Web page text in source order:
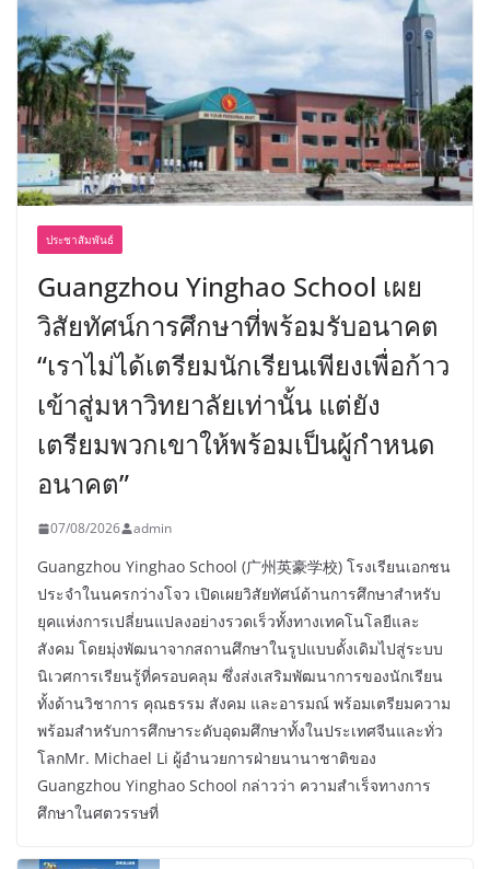
ประชาสัมพันธ์
Guangzhou Yinghao School เผย
วิสัยทัศน์การศึกษาที่พร้อมรับอนาคต
“เราไม่ได้เตรียมนักเรียนเพียงเพื่อก้าว
เข้าสู่มหาวิทยาลัยเท่านั้น แต่ยัง
เตรียมพวกเขาให้พร้อมเป็นผู้กำหนด
อนาคต”
07/08/2026 admin
Guangzhou Yinghao School (广州英豪学校) โรงเรียนเอกชน
ประจำในนครกว่างโจว เปิดเผยวิสัยทัศน์ด้านการศึกษาสำหรับ
ยุคแห่งการเปลี่ยนแปลงอย่างรวดเร็วทั้งทางเทคโนโลยีและ
สังคม โดยมุ่งพัฒนาจากสถานศึกษาในรูปแบบดั้งเดิมไปสู่ระบบ
นิเวศการเรียนรู้ที่ครอบคลุม ซึ่งส่งเสริมพัฒนาการของนักเรียน
ทั้งด้านวิชาการ คุณธรรม สังคม และอารมณ์ พร้อมเตรียมความ
พร้อมสำหรับการศึกษาระดับอุดมศึกษาทั้งในประเทศจีนและทั่ว
โลกMr. Michael Li ผู้อำนวยการฝ่ายนานาชาติของ
Guangzhou Yinghao School กล่าวว่า ความสำเร็จทางการ
ศึกษาในศตวรรษที่